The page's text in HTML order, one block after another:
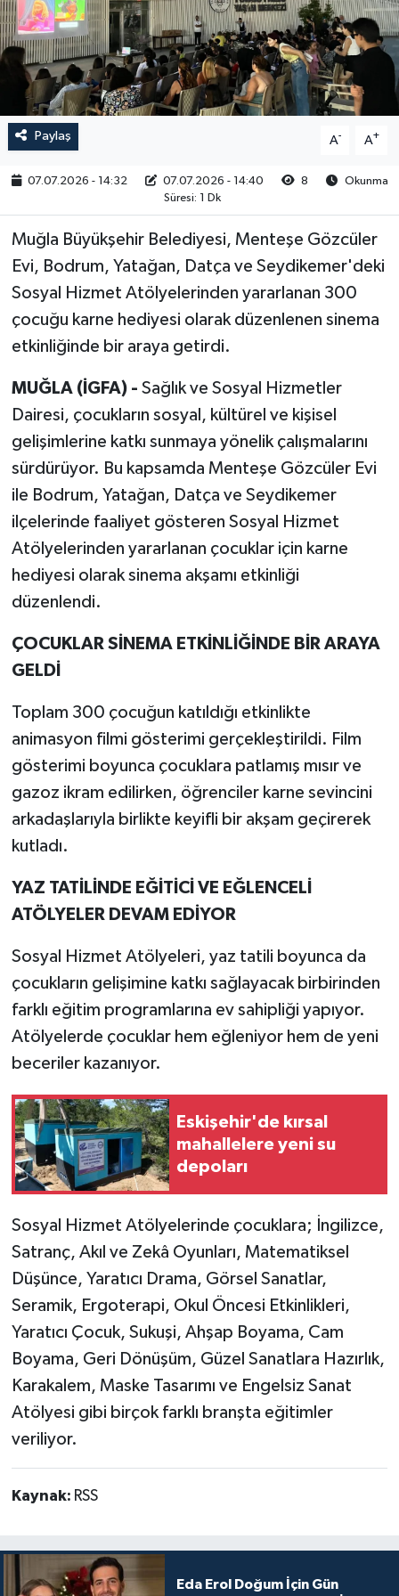
Paylaş A- A+
07.07.2026 - 14:32 07.07.2026 - 14:40 8
Okunma
Süresi: 1 Dk
Muğla Büyükşehir Belediyesi, Menteşe Gözcüler
Evi, Bodrum, Yatağan, Datça ve Seydikemer'deki
Sosyal Hizmet Atölyelerinden yararlanan 300
çocuğu karne hediyesi olarak düzenlenen sinema
etkinliğinde bir araya getirdi.
MUĞLA (İGFA) - Sağlık ve Sosyal Hizmetler
Dairesi, çocukların sosyal, kültürel ve kişisel
gelişimlerine katkı sunmaya yönelik çalışmalarını
sürdürüyor. Bu kapsamda Menteşe Gözcüler Evi
ile Bodrum, Yatağan, Datça ve Seydikemer
ilçelerinde faaliyet gösteren Sosyal Hizmet
Atölyelerinden yararlanan çocuklar için karne
hediyesi olarak sinema akşamı etkinliği
düzenlendi.
ÇOCUKLAR SİNEMA ETKİNLİĞİNDE BİR ARAYA
GELDİ
Toplam 300 çocuğun katıldığı etkinlikte
animasyon filmi gösterimi gerçekleştirildi. Film
gösterimi boyunca çocuklara patlamış mısır ve
gazoz ikram edilirken, öğrenciler karne sevincini
arkadaşlarıyla birlikte keyifli bir akşam geçirerek
kutladı.
YAZ TATİLİNDE EĞİTİCİ VE EĞLENCELİ
ATÖLYELER DEVAM EDİYOR
Sosyal Hizmet Atölyeleri, yaz tatili boyunca da
çocukların gelişimine katkı sağlayacak birbirinden
farklı eğitim programlarına ev sahipliği yapıyor.
Atölyelerde çocuklar hem eğleniyor hem de yeni
beceriler kazanıyor.
Eskişehir'de kırsal
mahallelere yeni su
depoları
Sosyal Hizmet Atölyelerinde çocuklara; İngilizce,
Satranç, Akıl ve Zekâ Oyunları, Matematiksel
Düşünce, Yaratıcı Drama, Görsel Sanatlar,
Seramik, Ergoterapi, Okul Öncesi Etkinlikleri,
Yaratıcı Çocuk, Sukuşi, Ahşap Boyama, Cam
Boyama, Geri Dönüşüm, Güzel Sanatlara Hazırlık,
Karakalem, Maske Tasarımı ve Engelsiz Sanat
Atölyesi gibi birçok farklı branşta eğitimler
veriliyor.
Kaynak: RSS
Eda Erol Doğum İçin Gün
RESMİ İLAN